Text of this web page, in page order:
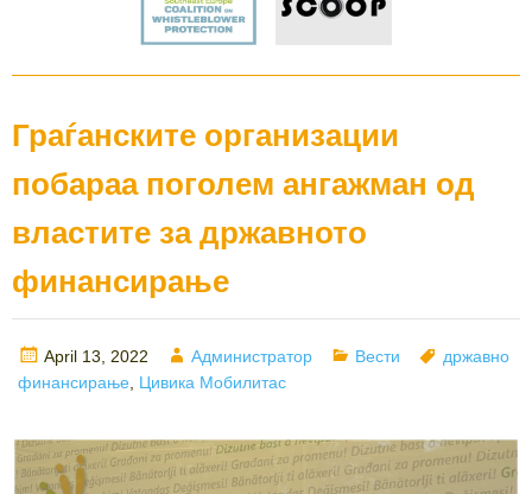
Граѓанските организации
побараа поголем ангажман од
властите за државното
финансирање
Posted
on
April 13, 2022 Author
Администратор Categories
Вести Tags
државно
финансирање Цивика Мобилитас